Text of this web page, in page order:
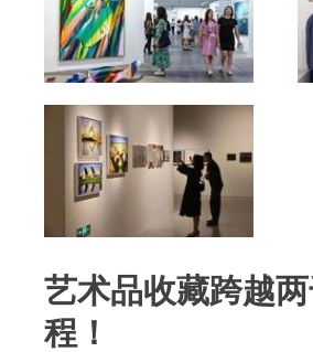
艺术品收藏跨越
程！